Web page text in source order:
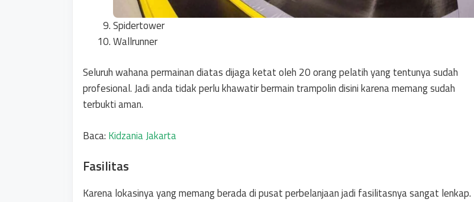
Spidertower
Wallrunner
Seluruh wahana permainan diatas dijaga ketat oleh 20 orang pelatih yang tentunya sudah
profesional. Jadi anda tidak perlu khawatir bermain trampolin disini karena memang sudah
terbukti aman.
Baca: Kidzania Jakarta
Fasilitas
Karena lokasinya yang memang berada di pusat perbelanjaan jadi fasilitasnya sangat lenkap.